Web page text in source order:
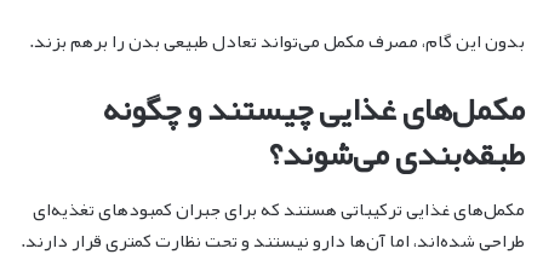
بدون این گام، مصرف مکمل می‌تواند تعادل طبیعی بدن را برهم بزند.
مکمل‌های غذایی چیستند و چگونه
طبقه‌بندی می‌شوند؟
مکمل‌های غذایی ترکیباتی هستند که برای جبران کمبودهای تغذیه‌ای
طراحی شده‌اند، اما آن‌ها دارو نیستند و تحت نظارت کمتری قرار دارند.